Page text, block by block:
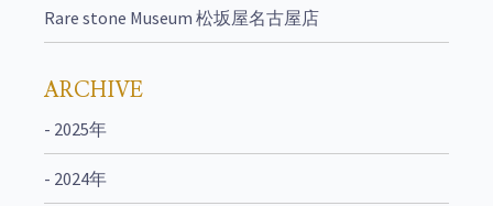
Rare stone Museum 松坂屋名古屋店
ARCHIVE
- 2025年
- 2024年